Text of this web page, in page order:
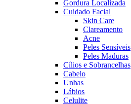
Gordura Localizada
Cuidado Facial
Skin Care
Clareamento
Acne
Peles Sensíveis
Peles Maduras
Cílios e Sobrancelhas
Cabelo
Unhas
Lábios
Celulite